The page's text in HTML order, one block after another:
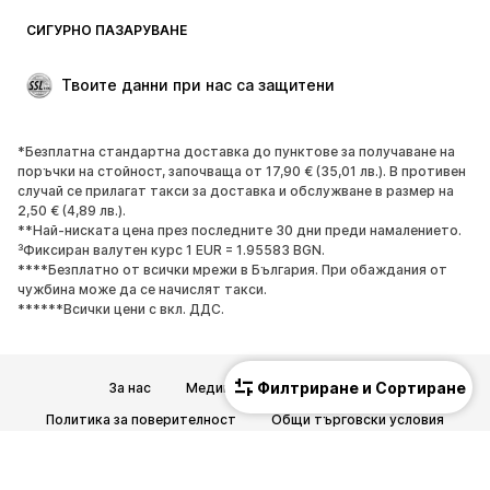
Филтриране и Сортиране
Специални Поводи
ОБУВКИ
НОВО
Популярно
Маратонки
Боти
Обувки с висок ток
Ботуши
Сандали
Ниски обувки
Домашни пантофи
ЕКСКЛУЗИВНО
СИГУРНО ПАЗАРУВАНЕ
Твоите данни при нас са защитени
*Безплатна стандартна доставка до пунктове за получаване на
поръчки на стойност, започваща от 17,90 € (35,01 лв.). В противен
случай се прилагат такси за доставка и обслужване в размер на
2,50 € (4,89 лв.).
**Най-ниската цена през последните 30 дни преди намалението.
³Фиксиран валутен курс 1 EUR = 1.95583 BGN.
****Безплатно от всички мрежи в България. При обаждания от
чужбина може да се начислят такси.
******Всички цени с вкл. ДДС.
За нас Медии
Работни позиции
Политика за поверителност
Общи търговски условия